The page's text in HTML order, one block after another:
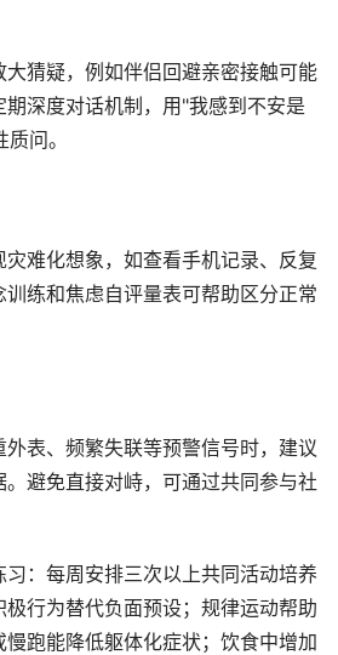
大猜疑，例如伴侣回避亲密接触可能
深度对话机制，用"我感到不安是
问。
难化想象，如查看手机记录、反复
练和焦虑自评量表可帮助区分正常
表、频繁失联等预警信号时，建议
避免直接对峙，可通过共同参与社
习：每周安排三次以上共同活动培养
行为替代负面预设；规律运动帮助
跑能降低躯体化症状；饮食中增加